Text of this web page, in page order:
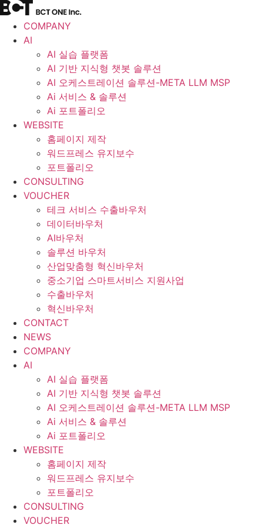
콘
COMPANY
AI
AI 실습 플랫폼
AI 기반 지식형 챗봇 솔루션
AI 오케스트레이션 솔루션-META LLM MSP
Ai 서비스 & 솔루션
Ai 포트폴리오
WEBSITE
홈페이지 제작
워드프레스 유지보수
포트폴리오
CONSULTING
VOUCHER
테크 서비스 수출바우처
데이터바우처
AI바우처
솔루션 바우처
산업맞춤형 혁신바우처
중소기업 스마트서비스 지원사업
수출바우처
혁신바우처
CONTACT
NEWS
COMPANY
AI
AI 실습 플랫폼
AI 기반 지식형 챗봇 솔루션
AI 오케스트레이션 솔루션-META LLM MSP
Ai 서비스 & 솔루션
Ai 포트폴리오
WEBSITE
홈페이지 제작
워드프레스 유지보수
포트폴리오
CONSULTING
VOUCHER